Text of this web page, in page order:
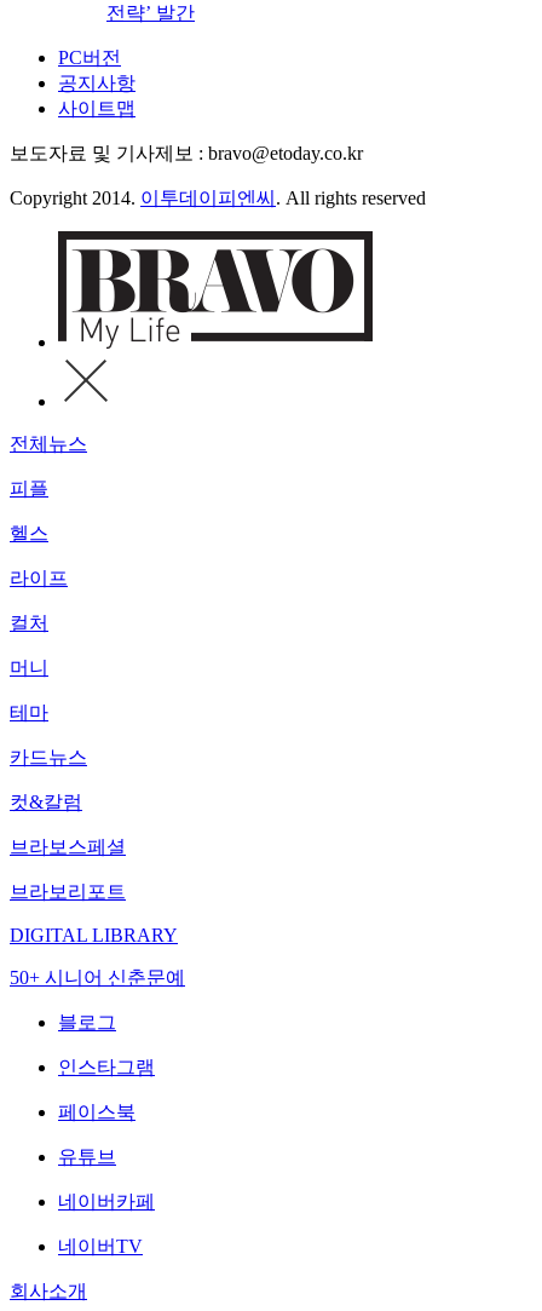
전략’ 발간
PC버전
공지사항
사이트맵
보도자료 및 기사제보 : bravo@etoday.co.kr
Copyright 2014. 이투데이피엔씨 . All rights reserved
전체뉴스
피플
헬스
라이프
컬처
머니
테마
카드뉴스
컷&칼럼
브라보스페셜
브라보리포트
DIGITAL LIBRARY
50+ 시니어 신춘문예
블로그
인스타그램
페이스북
유튜브
네이버카페
네이버TV
회사소개